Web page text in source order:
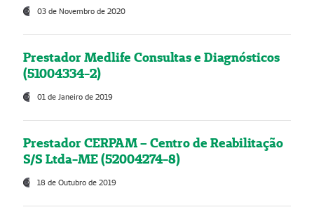
03 de Novembro de 2020
Prestador Medlife Consultas e Diagnósticos
(51004334-2)
01 de Janeiro de 2019
Prestador CERPAM – Centro de Reabilitação
S/S Ltda-ME (52004274-8)
18 de Outubro de 2019